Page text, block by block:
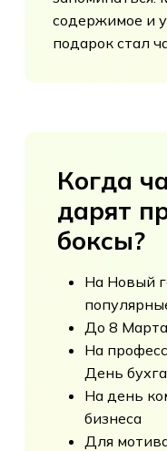
содержимое и
подарок стал
Когда
дарят
боксы?
На Новый
До 8 Марта
На
День
На день
бизнеса
Для